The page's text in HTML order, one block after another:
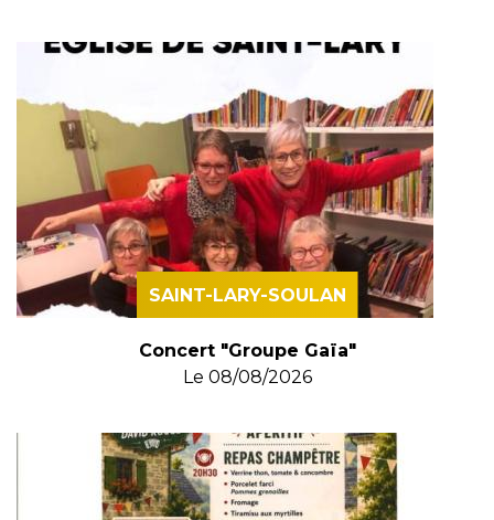
SAINT-LARY-SOULAN
Concert "Groupe Gaïa"
Le 08/08/2026